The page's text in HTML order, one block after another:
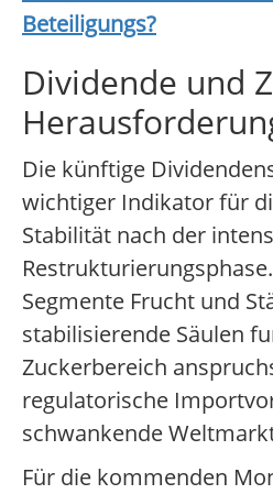
Beteiligungs?
Dividende und
Die künftige
wichtiger Indikator für
Stabilität nach der
Segmente Frucht und
stabilisierende Säulen
Zuckerbereich
regulatorische
schwankende
Für die kommenden